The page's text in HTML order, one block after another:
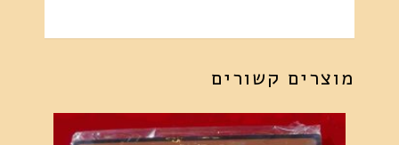
מוצרים קשורים